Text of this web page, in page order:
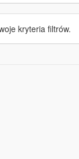
kryteria filtrów.